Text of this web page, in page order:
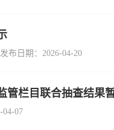
日期：2026-04-20
管栏目联合抽查结果
07